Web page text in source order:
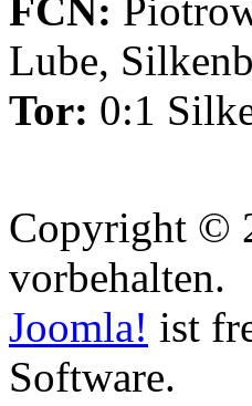
FCN:
Lube,
Tor: 0:1
Copyright ©
vorbehalten.
Joomla! ist
Software.